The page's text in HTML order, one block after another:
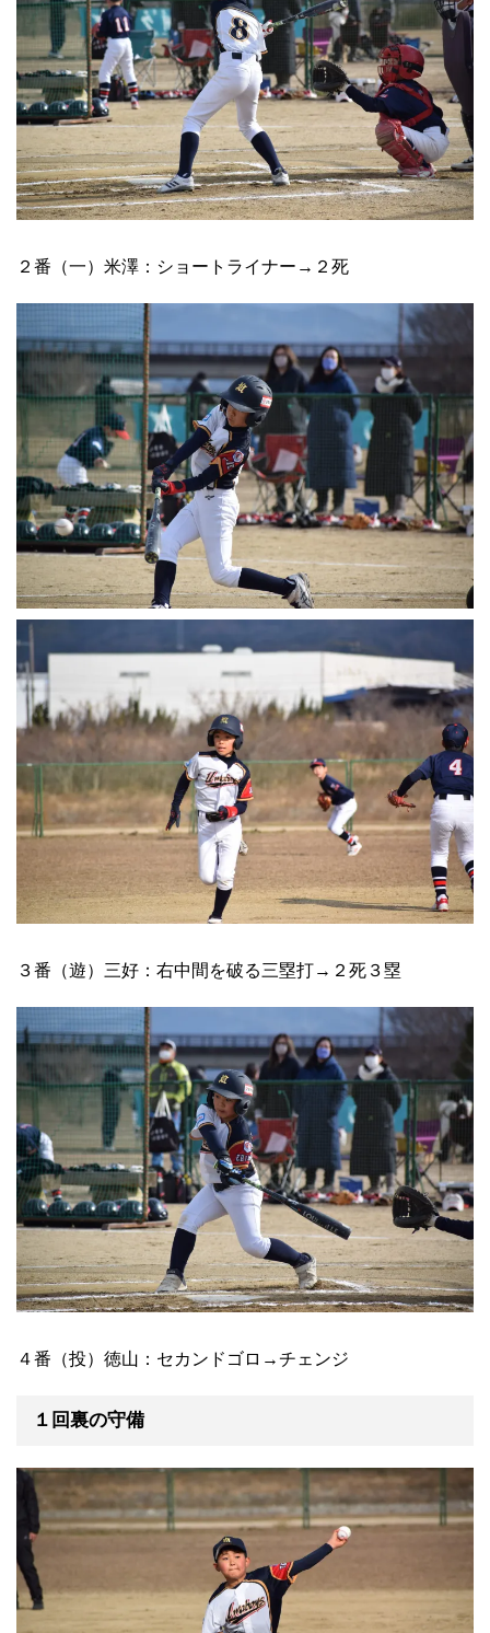
２番（一）米澤：ショートライナー→２死
３番（遊）三好：右中間を破る三塁打→２死３塁
４番（投）徳山：セカンドゴロ→チェンジ
１回裏の守備